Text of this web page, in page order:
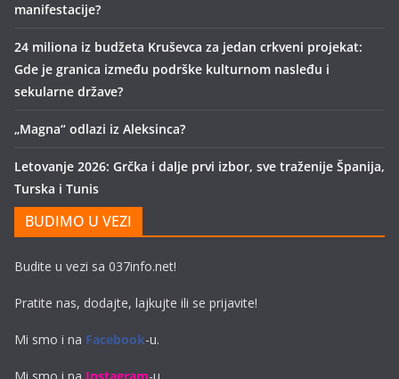
manifestacije?
24 miliona iz budžeta Kruševca za jedan crkveni projekat:
Gde je granica između podrške kulturnom nasleđu i
sekularne države?
„Magna“ odlazi iz Aleksinca?
Letovanje 2026: Grčka i dalje prvi izbor, sve traženije Španija,
Turska i Tunis
BUDIMO U VEZI
Budite u vezi sa 037info.net!
Pratite nas, dodajte, lajkujte ili se prijavite!
Mi smo i na Facebook-u.